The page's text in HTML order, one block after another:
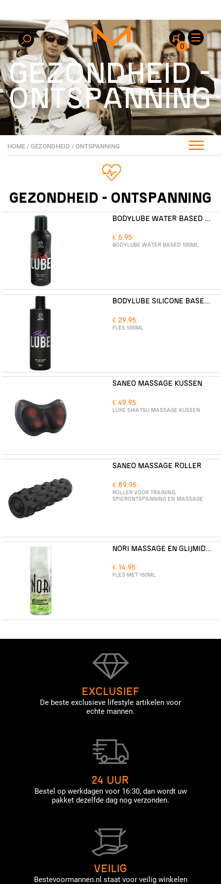
0
GEZONDHEID -
ONTSPANNING
HOME / GEZONDHEID / ONTSPANNING
GEZONDHEID - ONTSPANNING
BODYLUBE WATER BASED 100ML
€ 6.95
BODYLUBE WATER BASED 100ML
BODYLUBE SILICONE BASED 500ML
€ 29.95
FLES 500ML
SANEO MASSAGE KUSSEN
€ 49.95
LUXE SHIATSU MASSAGE KUSSEN
SANEO MASSAGE ROLLER
€ 89.95
ROLLER VOOR TRAINING,
SPIERONTSPANNING EN MASSAGE
NORI MASSAGE EN GLIJMIDDEL
€ 14.95
FLES MET 150ML
EXCLUSIEF
De beste exclusieve lifestyle artikelen voor
echte mannen.
24 UUR
Bestel op werkdagen voor 16:30, dan wordt uw
pakket dezelfde dag nog verzonden.
VEILIG
Bestevoormannen.nl staat voor veilig winkelen